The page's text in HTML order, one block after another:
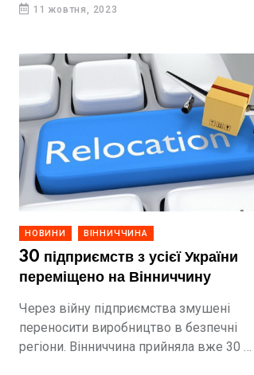
Вінничани" і ГО "Вектор".
11 жовтня, 2023
НОВИНИ ВІННИЧЧИНА
30 підприємств з усієї України
переміщено на Вінниччину
Через війну підприємства змушені
переносити виробництво в безпечні
регіони. Вінниччина прийняла вже 30 з